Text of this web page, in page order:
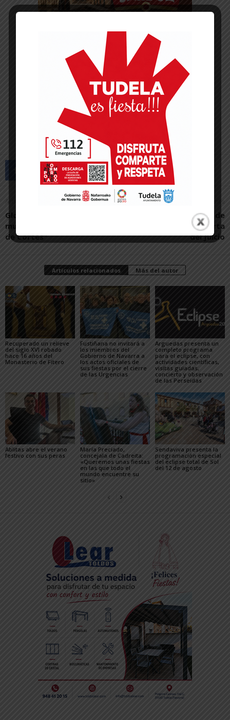
Artículo anterior
Gloria Munilla: “Me siento
muy agradecida al pueblo
de Cortes”
Artículo siguiente
El atrio del Parlamento de
Navarra acoge a la Puerta
del Juicio
Artículos relacionados Más del autor
Recuperado un relieve
del siglo XVI robado
hace 16 años del
Monasterio de Fitero
Fustiñana no invitará a
los miembros del
Gobierno de Navarra a
los actos oficiales de
sus fiestas por el cierre
de las Urgencias
Arguedas presenta un
completo programa
para el eclipse, con
actividades científicas,
visitas guiadas,
concierto y observación
de las Perseidas
Ablitas abre el verano
festivo con sus peras
María Preciado,
concejala de Cadreita:
«Queremos unas fiestas
en las que todo el
mundo encuentre su
sitio»
Sendaviva presenta la
programación especial
del eclipse total de Sol
del 12 de agosto